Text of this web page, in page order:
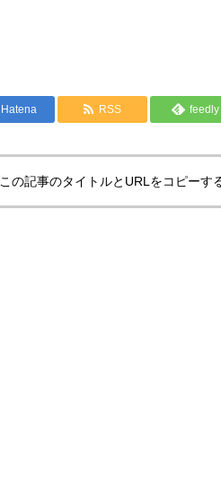
Hatena RSS feedly
この記事のタイトルとURLをコピーす